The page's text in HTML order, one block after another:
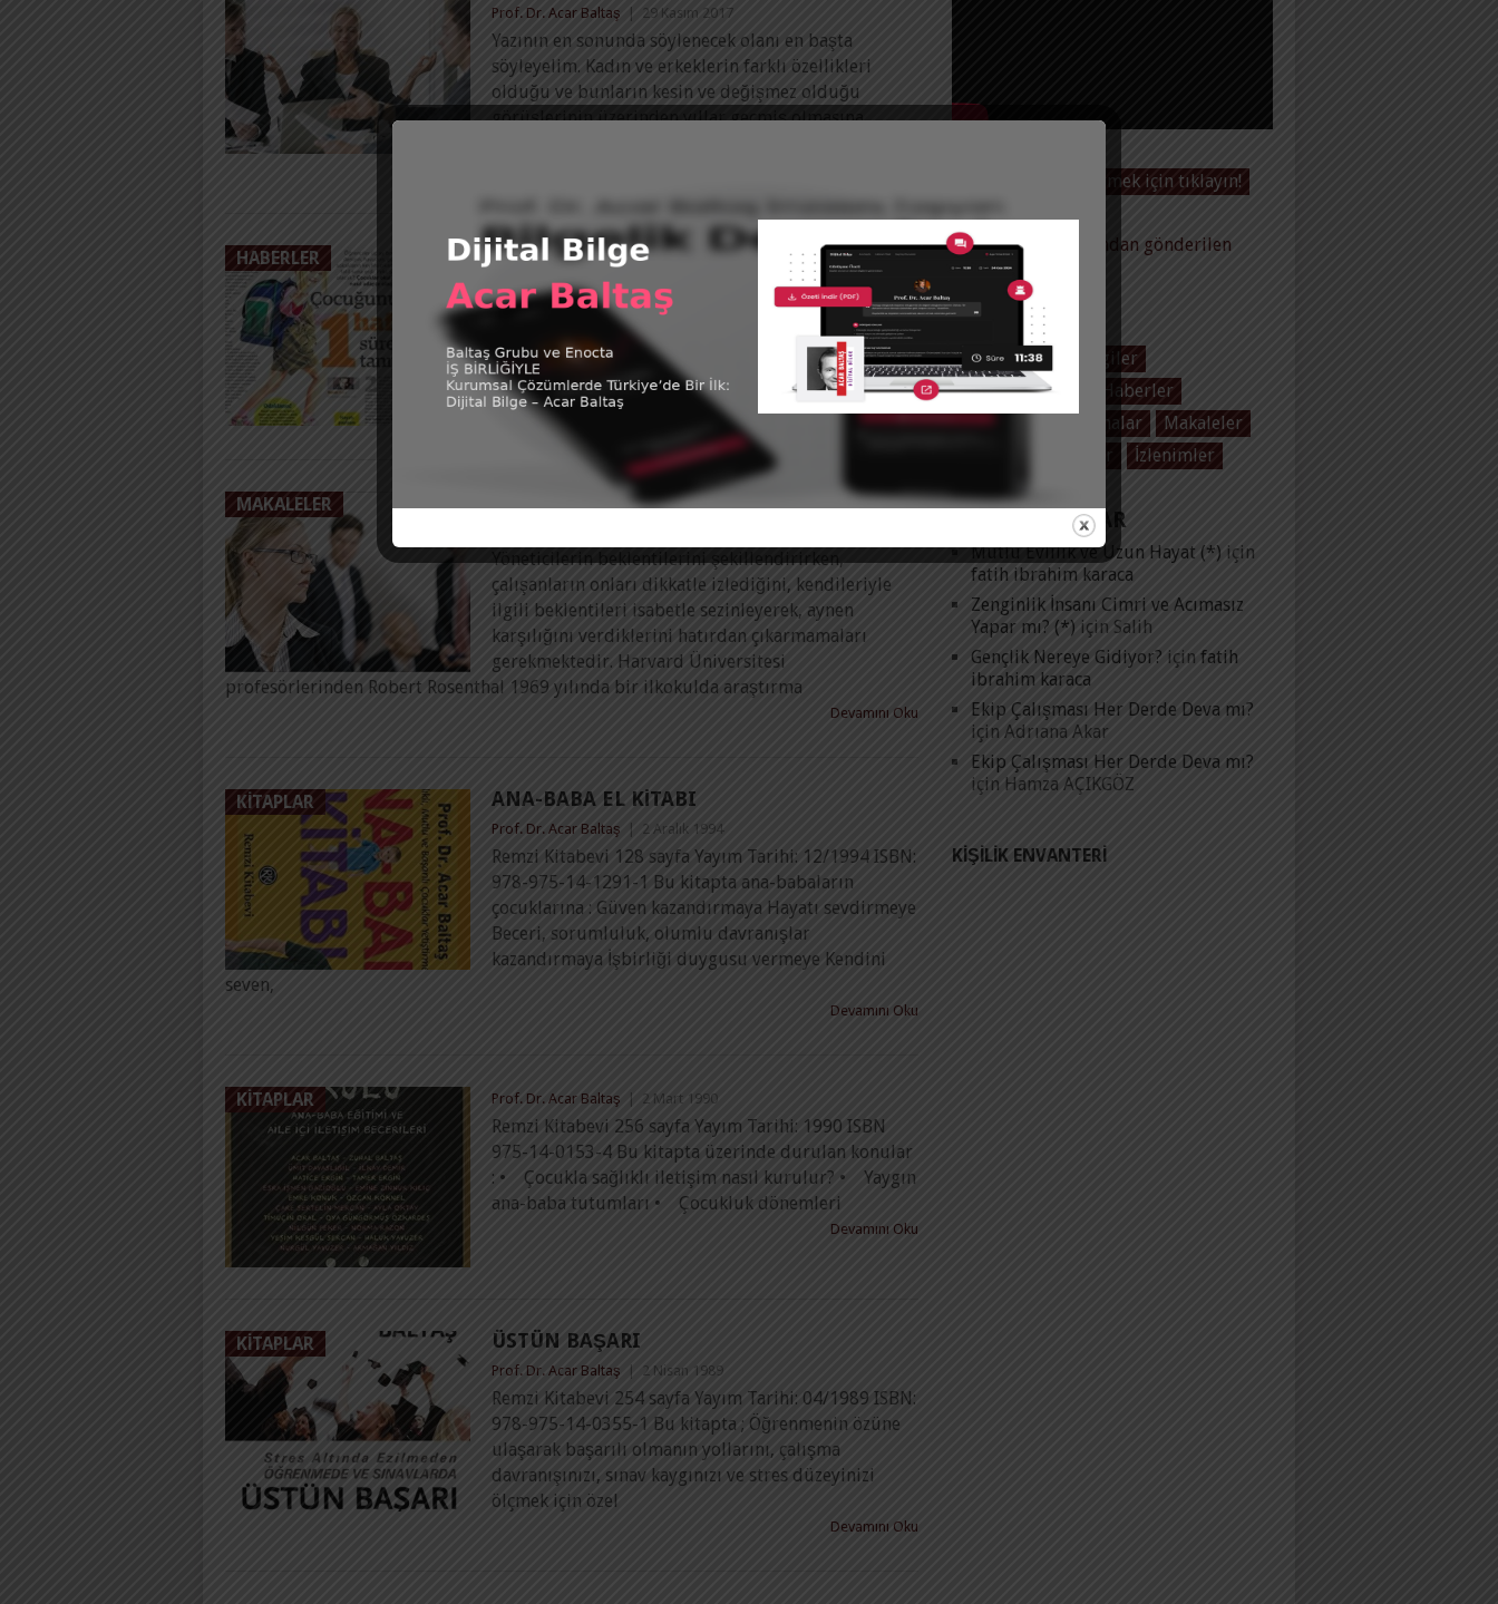
Prof. Dr. Acar Baltaş 29 Kasım 2017
Yazının en sonunda söylenecek olanı en başta
söyleyelim. Kadın ve erkeklerin farklı özellikleri
olduğu ve bunların kesin ve değişmez olduğu
görüşlerinin üzerinden yıllar geçmiş olmasına
HABERLER GAZETE VATAN’DA ACAR BALTAŞ
Prof. Dr. Acar Baltaş | 10 Eylül 2017
Öğrenciler üç ay boyunca denizin, havuzun, güneşin,
sokakların keyfini çıkardı. Ancak tatil sona erdi. Peki,
şimdi ne olacak? Çocuklar okul hayatına nasıl adapte
olacak? Çocuğunuza 1 hafta süre
Devamını Oku
MAKALELER KENDINI DOĞRULAYAN KEHANET
Yöneticilerin beklentilerini şekillendirirken,
çalışanların onları dikkatle izlediğini, kendileriyle
ilgili beklentileri isabetle sezinleyerek, aynen
karşılığını verdiklerini hatırdan çıkarmamaları
gerekmektedir. Harvard Üniversitesi
profesörlerinden Robert Rosenthal 1969 yılında bir ilkokulda araştırma
Devamını Oku
KITAPLAR ANA-BABA EL KITABI
Prof. Dr. Acar Baltaş 2 Aralık 1994
Remzi Kitabevi 128 sayfa Yayım Tarihi: 12/1994 ISBN:
978-975-14-1291-1 Bu kitapta ana-babaların
çocuklarına : Güven kazandırmaya Hayatı sevdirmeye
Beceri, sorumluluk, olumlu davranışlar
kazandırmaya İşbirliği duygusu vermeye Kendini
seven,
Devamını Oku
KITAPLAR Prof. Dr. Acar Baltaş 2 Mart 1990
Remzi Kitabevi 256 sayfa Yayım Tarihi: 1990 ISBN
975-14-0153-4 Bu kitapta üzerinde durulan konular
: • Çocukla sağlıklı iletişim nasıl kurulur? • Yaygın
ana-baba tutumları • Çocukluk dönemleri
Devamını Oku
KITAPLAR ÜSTÜN BAŞARI
Prof. Dr. Acar Baltaş 2 Nisan 1989
Remzi Kitabevi 254 sayfa Yayım Tarihi: 04/1989 ISBN:
978-975-14-0355-1 Bu kitapta ; Öğrenmenin özüne
ulaşarak başarılı olmanın yollarını, çalışma
davranışınızı, sınav kaygınızı ve stres düzeyinizi
ölçmek için özel
Devamını Oku
Tüm Videoları görmek için tıklayın!
@acarbaltas tarafından gönderilen
tweetler
KATEGORILER
Acar Baltaş
Dergiler
Futbol Üzerine
Haberler
Kitaplar
Konuşmalar
Makaleler
Yayınlar İzlenimler
SON YORUMLAR
Mutlu Evlilik ve Uzun Hayat (*) için
fatih ibrahim karaca
Zenginlik İnsanı Cimri ve Acımasız
Yapar mı? (*) için Salih
Gençlik Nereye Gidiyor? içinfatih
ibrahim karaca
Ekip Çalışması Her Derde Deva mı?
için Adrıana Akar
Ekip Çalışması Her Derde Deva mı?
için Hamza AÇIKGÖZ
KIŞILIK ENVANTERI